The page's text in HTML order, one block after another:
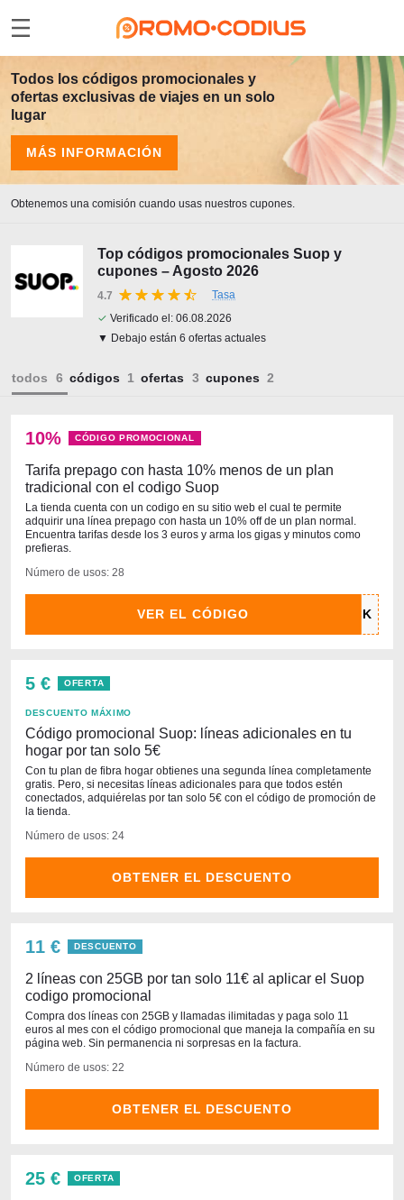
Todos los códigos promocionales y
ofertas exclusivas de viajes en un solo
lugar
MÁS INFORMACIÓN
Obtenemos una comisión cuando usas nuestros cupones.
Top códigos promocionales Suop y
cupones – Agosto 2026
4.7
Tasa
✓ Verificado el: 06.08.2026
▼ Debajo están 6 ofertas actuales
todos códigos ofertas cupones
10% CÓDIGO PROMOCIONAL
Tarifa prepago con hasta 10% menos de un plan
tradicional con el codigo Suop
La tienda cuenta con un codigo en su sitio web el cual te permite
adquirir una línea prepago con hasta un 10% off de un plan normal.
Encuentra tarifas desde los 3 euros y arma los gigas y minutos como
prefieras.
Número de usos: 28
VER EL CÓDIGO
5 € OFERTA
DESCUENTO MÁXIMO
Código promocional Suop: líneas adicionales en tu
hogar por tan solo 5€
Con tu plan de fibra hogar obtienes una segunda línea completamente
gratis. Pero, si necesitas líneas adicionales para que todos estén
conectados, adquiérelas por tan solo 5€ con el código de promoción de
la tienda.
Número de usos: 24
OBTENER EL DESCUENTO
11 € DESCUENTO
2 líneas con 25GB por tan solo 11€ al aplicar el Suop
codigo promocional
Compra dos líneas con 25GB y llamadas ilimitadas y paga solo 11
euros al mes con el código promocional que maneja la compañía en su
página web. Sin permanencia ni sorpresas en la factura.
Número de usos: 22
OBTENER EL DESCUENTO
25 € OFERTA